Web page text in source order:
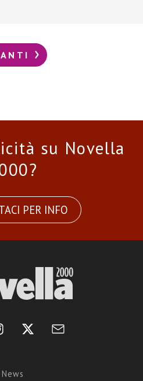
su Novella
PER INFO
News